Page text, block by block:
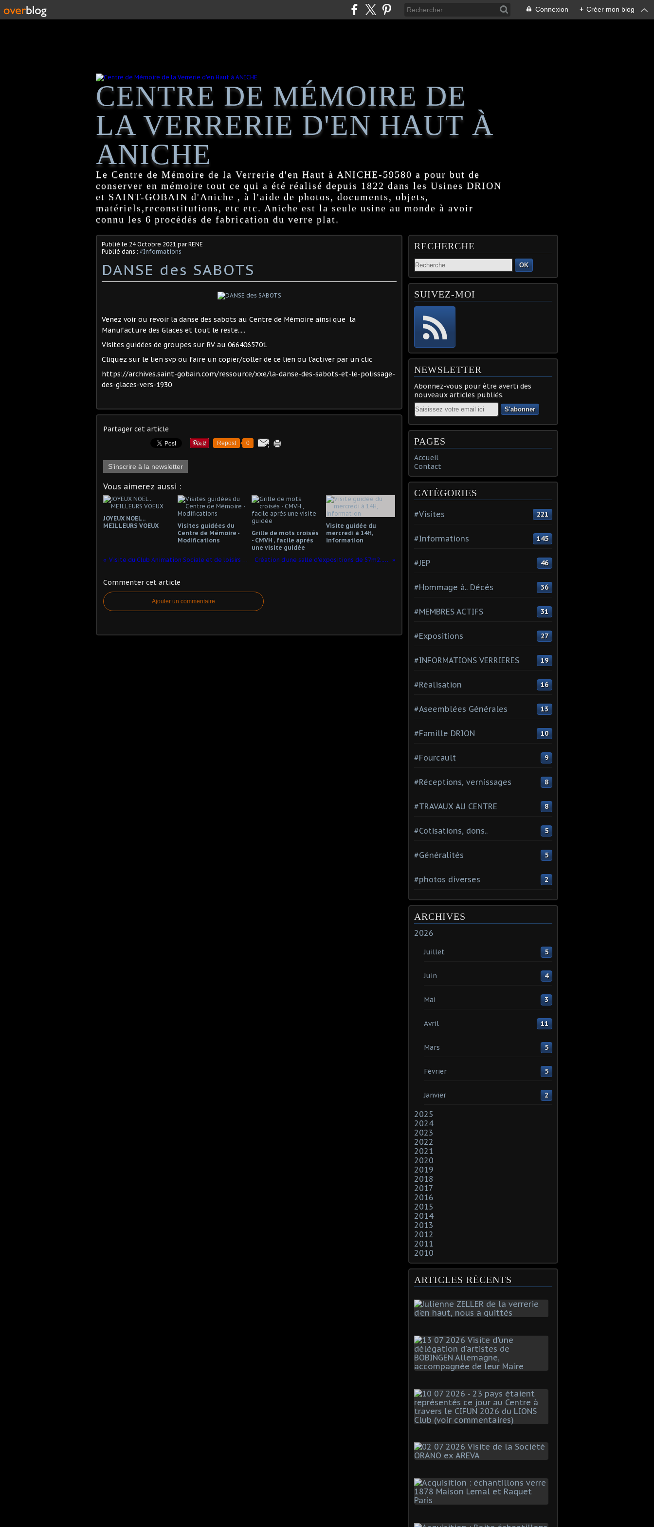
Connexion + Créer mon blog
CENTRE DE MÉMOIRE DE
LA VERRERIE D'EN HAUT À
ANICHE
Le Centre de Mémoire de la Verrerie d'en Haut à ANICHE-59580 a pour but de
conserver en mémoire tout ce qui a été réalisé depuis 1822 dans les Usines DRION
et SAINT-GOBAIN d'Aniche , à l'aide de photos, documents, objets,
matériels,reconstitutions, etc etc. Aniche est la seule usine au monde à avoir
connu les 6 procédés de fabrication du verre plat.
Publié le 24 Octobre 2021 par RENE
Publié dans : #Informations
DANSE des SABOTS
Venez voir ou revoir la danse des sabots au Centre de Mémoire ainsi que la
Manufacture des Glaces et tout le reste.....
Visites guidées de groupes sur RV au 0664065701
Cliquez sur le lien svp ou faire un copier/coller de ce lien ou l'activer par un clic
https://archives.saint-gobain.com/ressource/xxe/la-danse-des-sabots-et-le-polissage-
des-glaces-vers-1930
Partager cet article
Repost 0
S'inscrire à la newsletter
Vous aimerez aussi :
JOYEUX NOEL ..
MEILLEURS VOEUX
Visites guidées du
Centre de Mémoire -
Modifications
Grille de mots croisés
- CMVH , facile aprés
une visite guidée
Visite guidée du
mercredi à 14H,
information
Visite du Club Animation Sociale et de loisirs de Carnières du 13 octobre 2021 Création d'une salle d'expositions de 57m2... dans un ancien local d'archives
Commenter cet article
Ajouter un commentaire
RECHERCHE
OK
SUIVEZ-MOI
NEWSLETTER
Abonnez-vous pour être averti des
nouveaux articles publiés.
Email
PAGES
Accueil
Contact
CATÉGORIES
#Visites 221
#Informations 145
#JEP 46
#Hommage à.. Décés 36
#MEMBRES ACTIFS 31
#Expositions 27
#INFORMATIONS VERRIERES 19
#Réalisation 16
#Aseemblées Générales 13
#Famille DRION 10
#Fourcault 9
#Réceptions, vernissages 8
#TRAVAUX AU CENTRE 8
#Cotisations, dons.. 5
#Généralités 5
#photos diverses 2
ARCHIVES
2026
Juillet 5
Juin 4
Mai 3
Avril 11
Mars 5
Février 5
Janvier 2
2025
2024
2023
2022
2021
2020
2019
2018
2017
2016
2015
2014
2013
2012
2011
2010
ARTICLES RÉCENTS